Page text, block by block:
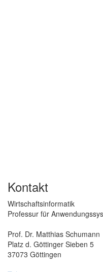
Kontakt
Wirtschaftsinformatik
Professur für
Prof. Dr. Matthias Schumann
Platz d. Göttinger Sieben 5
37073 Göttingen